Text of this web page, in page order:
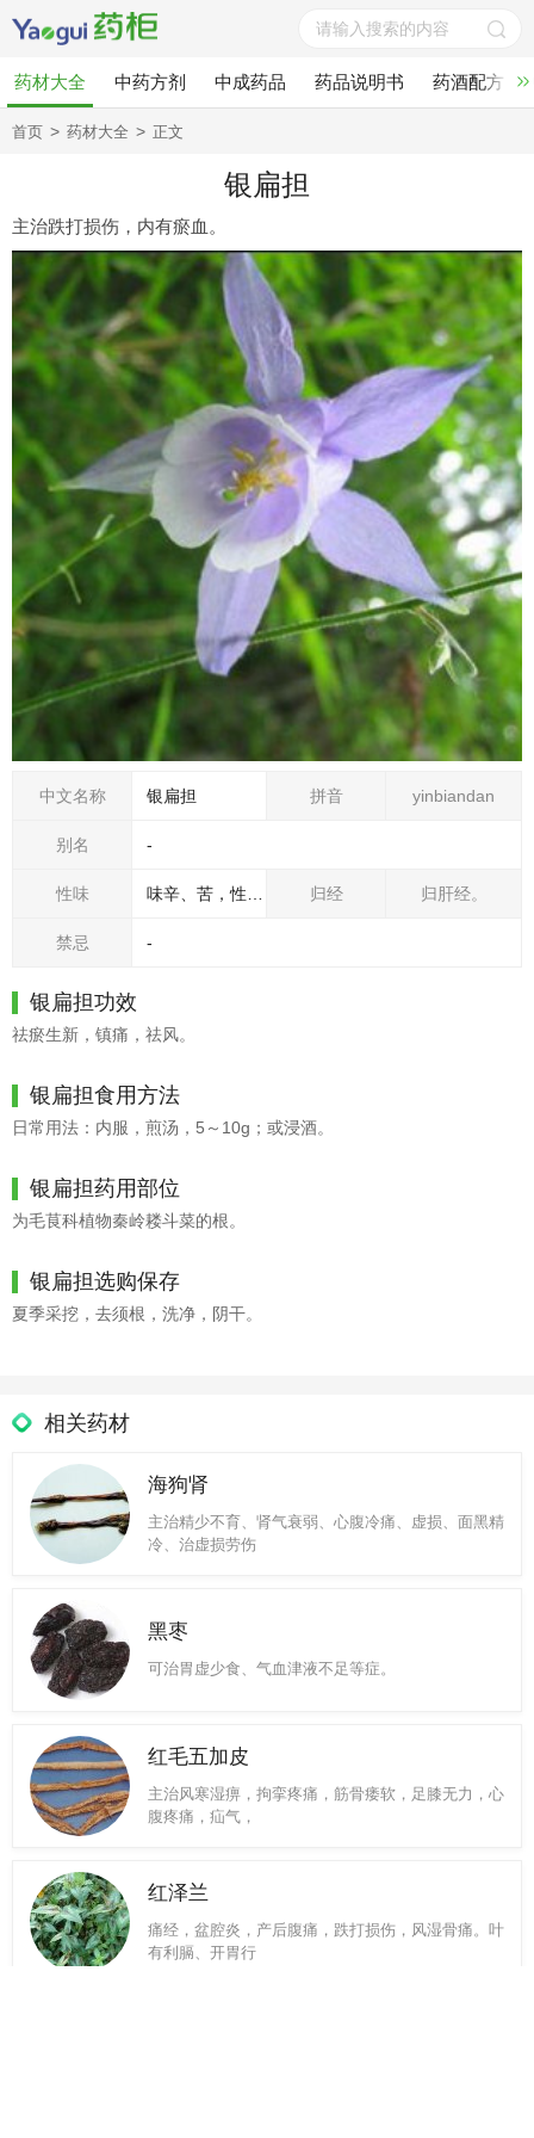
药材大全 中药方剂 中成药品 药品说明书 药酒配方
首页 > 药材大全 > 正文
银扁担
主治跌打损伤，内有瘀血。
中文名称 银扁担 拼音 yinbiandan
别名 -
性味 归经 归肝经。
禁忌 -
银扁担功效
祛瘀生新，镇痛，祛风。
银扁担食用方法
日常用法：内服，煎汤，5～10g；或浸酒。
银扁担药用部位
为毛茛科植物秦岭耧斗菜的根。
银扁担选购保存
夏季采挖，去须根，洗净，阴干。
相关药材
海狗肾
主治精少不育、肾气衰弱、心腹冷痛、虚损、面黑精
冷、治虚损劳伤
黑枣
可治胃虚少食、气血津液不足等症。
红毛五加皮
主治风寒湿痹，拘挛疼痛，筋骨痿软，足膝无力，心
腹疼痛，疝气，
红泽兰
痛经，盆腔炎，产后腹痛，跌打损伤，风湿骨痛。叶
有利膈、开胃行